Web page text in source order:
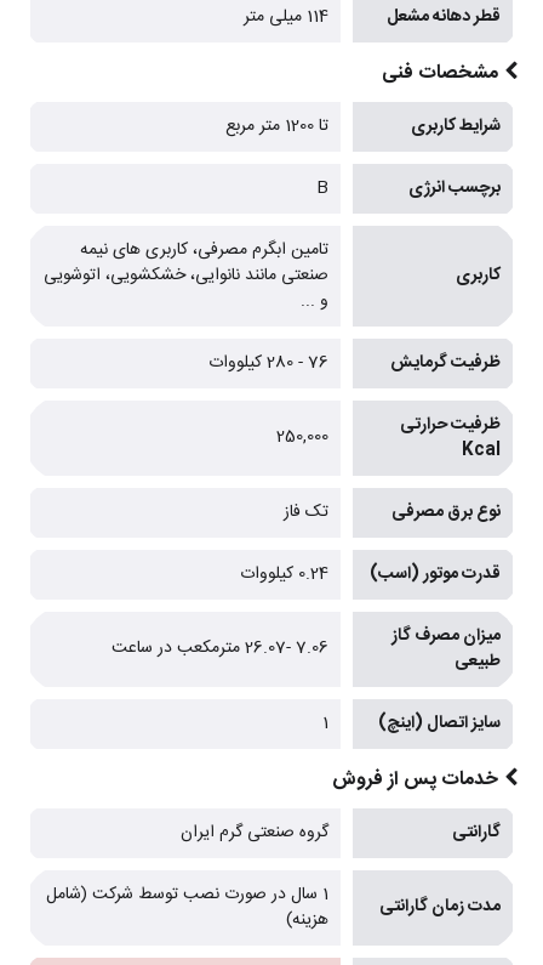
قطر دهانه مشعل 114 میلی متر
مشخصات فنی
شرایط کاربری تا 1200 متر مربع
برچسب انرژی B
کاربری
تامین ابگرم مصرفی، کاربری های نیمه
صنعتی مانند نانوایی، خشکشویی، اتوشویی
و ...
ظرفیت گرمایش 76 - 280 کیلووات
ظرفیت حرارتی
Kcal
250,000
نوع برق مصرفی تک فاز
قدرت موتور (اسب) 0.24 کیلووات
میزان مصرف گاز
طبیعی
7.06 -26.07 مترمکعب در ساعت
سایز اتصال (اینچ) 1
خدمات پس از فروش
گارانتی گروه صنعتی گرم ایران
مدت زمان گارانتی
1 سال در صورت نصب توسط شرکت (شامل
هزینه)